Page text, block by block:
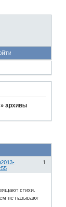
»архивы
1
2013-
стихи.
не называют